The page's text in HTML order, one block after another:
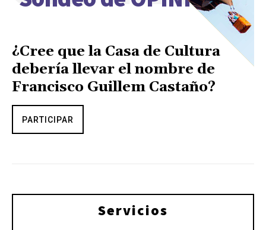
¿Cree que la Casa de Cultura
debería llevar el nombre de
Francisco Guillem Castaño?
PARTICIPAR
Servicios